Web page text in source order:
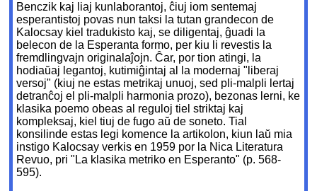
Benczik kaj liaj kunlaborantoj, ĉiuj iom sentemaj
esperantistoj povas nun taksi la tutan grandecon de
Kalocsay kiel tradukisto kaj, se diligentaj, ĝuadi la
belecon de la Esperanta formo, per kiu li revestis la
fremdlingvajn originalaĵojn. Ĉar, por tion atingi, la
hodiaŭaj legantoj, kutimiĝintaj al la modernaj "liberaj
versoj" (kiuj ne estas metrikaj unuoj, sed pli-malpli lertaj
detranĉoj el pli-malpli harmonia prozo), bezonas lerni, ke
klasika poemo obeas al reguloj tiel striktaj kaj
kompleksaj, kiel tiuj de fugo aŭ de soneto. Tial
konsilinde estas legi komence la artikolon, kiun laŭ mia
instigo Kalocsay verkis en 1959 por la Nica Literatura
Revuo, pri "La klasika metriko en Esperanto" (p. 568-
595).